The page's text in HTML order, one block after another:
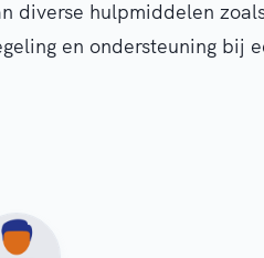
diverse hulpmiddelen
en ondersteuning bij